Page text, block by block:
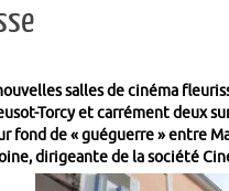
salles de cinéma
Torcy et carrément deux
fond de « guéguerre » entre
dirigeante de la société